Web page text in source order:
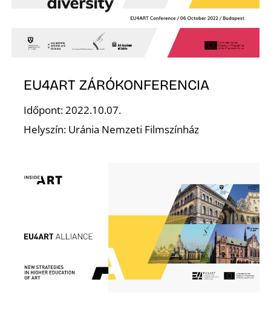
EU4ART ZÁRÓKONFERENCIA
Időpont: 2022.10.07.
Helyszín: Uránia Nemzeti Filmszínház